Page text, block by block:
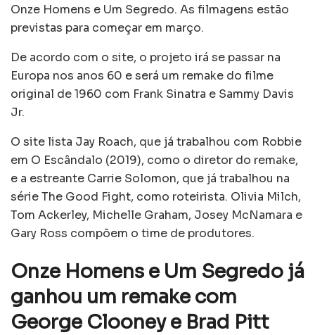
Onze Homens e Um Segredo. As filmagens estão
previstas para começar em março.
De acordo com o site, o projeto irá se passar na
Europa nos anos 60 e será um remake do filme
original de 1960 com Frank Sinatra e Sammy Davis
Jr.
O site lista Jay Roach, que já trabalhou com Robbie
em O Escândalo (2019), como o diretor do remake,
e a estreante Carrie Solomon, que já trabalhou na
série The Good Fight, como roteirista. Olivia Milch,
Tom Ackerley, Michelle Graham, Josey McNamara e
Gary Ross compõem o time de produtores.
Onze Homens e Um Segredo já
ganhou um remake com
George Clooney e Brad Pitt